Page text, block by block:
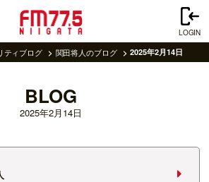
LOGIN
ティブログ 関田将人のブログ 2025年2月14日
BLOG
2025年2月14日